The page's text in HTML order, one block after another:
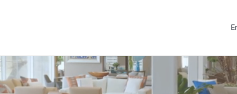
com elegância, funcionalidade e personalidade.
design.